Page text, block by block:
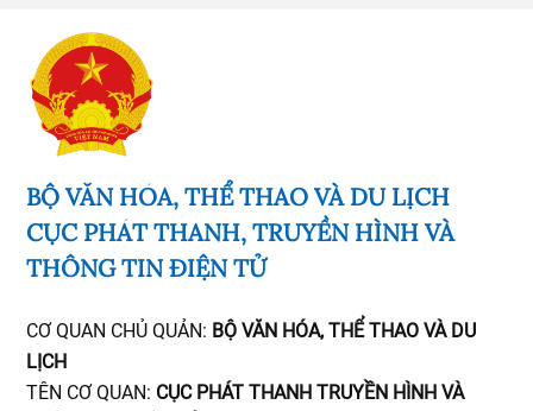
BỘ VĂN HÓA, THỂ THAO VÀ DU LỊCH
CỤC PHÁT THANH, TRUYỀN HÌNH VÀ
THÔNG TIN ĐIỆN TỬ
CƠ QUAN CHỦ QUẢN: BỘ VĂN HÓA, THỂ THAO VÀ DU
LỊCH
TÊN CƠ QUAN: CỤC PHÁT THANH TRUYỀN HÌNH VÀ